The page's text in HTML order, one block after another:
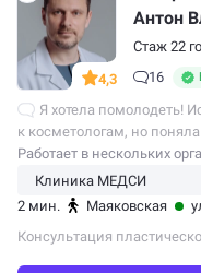
4,3
Антон
Стаж 22
16
Я хотела помолодеть!
к косметологам, но
хорошего результата,
После долгих поисков
Работает в нескольких
2 мин. Маяковская
Консультация